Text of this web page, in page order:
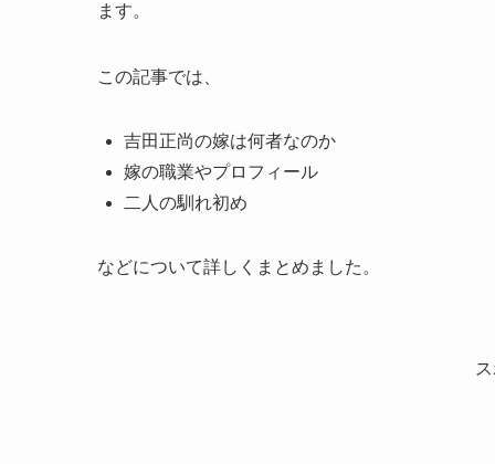
ます。
この記事では、
吉田正尚の嫁は何者なのか
嫁の職業やプロフィール
二人の馴れ初め
などについて詳しくまとめました。